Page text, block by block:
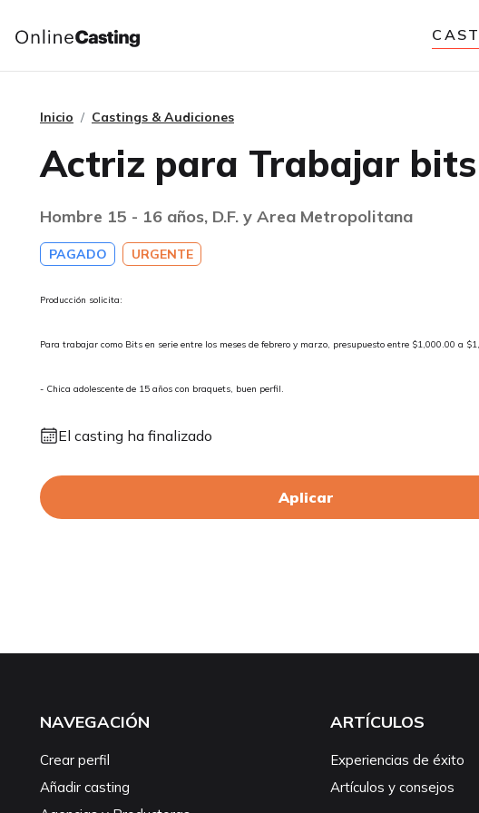
Inicio Castings & Audiciones
Actriz para Trabajar bits
Hombre 15 - 16 años, D.F. y Area Metropolitana
PAGADO URGENTE
Producción solicita:
Para trabajar como Bits en serie entre los meses de febrero y marzo, presupuesto entre $1,000.00 a
- Chica adolescente de 15 años con braquets, buen perfil.
El casting ha finalizado
Aplicar
NAVEGACIÓN
Crear perfil
Añadir casting
ARTÍCULOS
Experiencias de éxito
Artículos y consejos